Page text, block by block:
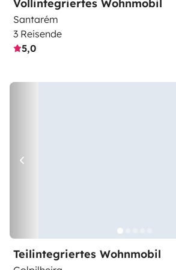
Vollintegriertes Wohnmobil
Santarém
3 Reisende
5,0
Teilintegriertes Wohnmobil